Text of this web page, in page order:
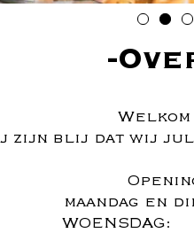
zijn blij dat wij
maandag en